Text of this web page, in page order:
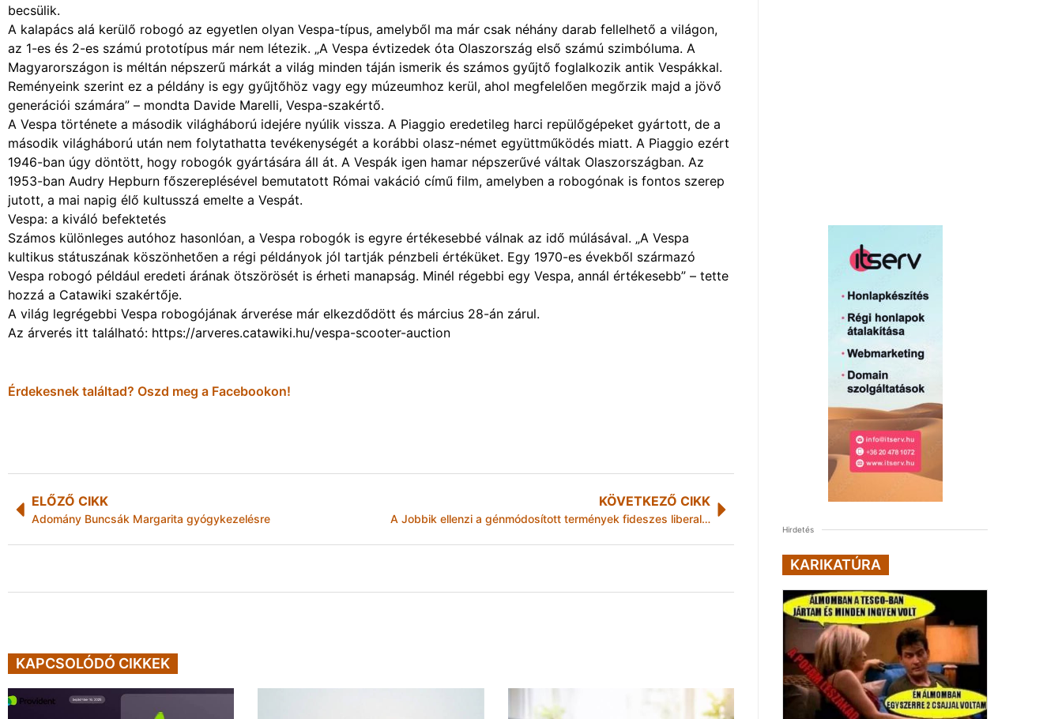
becsülik.
A kalapács alá kerülő robogó az egyetlen olyan Vespa-típus, amelyből ma már csak néhány darab fellelhető a világon,
az 1-es és 2-es számú prototípus már nem létezik. „A Vespa évtizedek óta Olaszország első számú szimbóluma. A
Magyarországon is méltán népszerű márkát a világ minden táján ismerik és számos gyűjtő foglalkozik antik Vespákkal.
Reményeink szerint ez a példány is egy gyűjtőhöz vagy egy múzeumhoz kerül, ahol megfelelően megőrzik majd a jövő
generációi számára” – mondta Davide Marelli, Vespa-szakértő.
A Vespa története a második világháború idejére nyúlik vissza. A Piaggio eredetileg harci repülőgépeket gyártott, de a
második világháború után nem folytathatta tevékenységét a korábbi olasz-német együttműködés miatt. A Piaggio ezért
1946-ban úgy döntött, hogy robogók gyártására áll át. A Vespák igen hamar népszerűvé váltak Olaszországban. Az
1953-ban Audry Hepburn főszereplésével bemutatott Római vakáció című film, amelyben a robogónak is fontos szerep
jutott, a mai napig élő kultusszá emelte a Vespát.
Vespa: a kiváló befektetés
Számos különleges autóhoz hasonlóan, a Vespa robogók is egyre értékesebbé válnak az idő múlásával. „A Vespa
kultikus státuszának köszönhetően a régi példányok jól tartják pénzbeli értéküket. Egy 1970-es évekből származó
Vespa robogó például eredeti árának ötszörösét is érheti manapság. Minél régebbi egy Vespa, annál értékesebb” – tette
hozzá a Catawiki szakértője.
A világ legrégebbi Vespa robogójának árverése már elkezdődött és március 28-án zárul.
Az árverés itt található: https://arveres.catawiki.hu/vespa-scooter-auction
Érdekesnek találtad? Oszd meg a Facebookon!
ELŐZŐ CIKK
Adomány Buncsák Margarita gyógykezelésre
KÖVETKEZŐ CIKK
A Jobbik ellenzi a génmódosított termények fideszes liberalizációját
KAPCSOLÓDÓ CIKKEK
Hirdetés
KARIKATÚRA